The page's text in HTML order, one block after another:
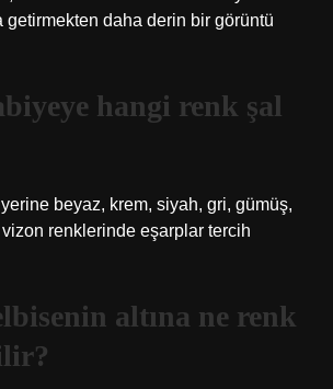
getirmekten daha derin bir görüntü
hangi renk şal
beyaz, krem, siyah, gri, gümüş,
renklerinde eşarplar tercih
altına ne renk